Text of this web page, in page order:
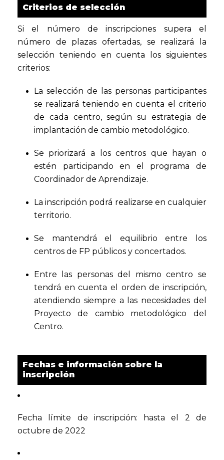
Criterios de selección
Si el número de inscripciones supera el
número de plazas ofertadas, se realizará la
selección teniendo en cuenta los siguientes
criterios:
La selección de las personas participantes
se realizará teniendo en cuenta el criterio
de cada centro, según su estrategia de
implantación de cambio metodológico.
Se priorizará a los centros que hayan o
estén participando en el programa de
Coordinador de Aprendizaje.
La inscripción podrá realizarse en cualquier
territorio.
Se mantendrá el equilibrio entre los
centros de FP públicos y concertados.
Entre las personas del mismo centro se
tendrá en cuenta el orden de inscripción,
atendiendo siempre a las necesidades del
Proyecto de cambio metodológico del
Centro.
Fechas e información sobre la
inscripción
Fecha límite de inscripción: hasta el 2 de
octubre de 2022